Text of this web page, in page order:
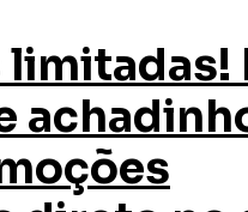
login
Estatuto do Idoso